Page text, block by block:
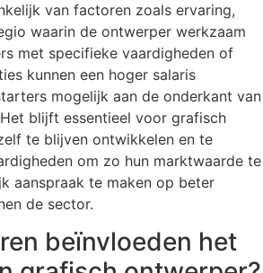
van factoren zoals ervaring,
waarin de ontwerper werkzaam
met specifieke vaardigheden of
kunnen een hoger salaris
mogelijk aan de onderkant van
blijft essentieel voor grafisch
te blijven ontwikkelen en te
om zo hun marktwaarde te
aanspraak te maken op beter
de sector.
beïnvloeden het